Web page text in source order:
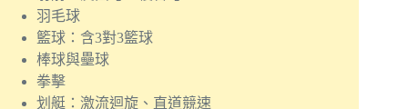
羽毛球
籃球：含3對3籃球
棒球與壘球
拳擊
划艇：激流迴旋、直道競速